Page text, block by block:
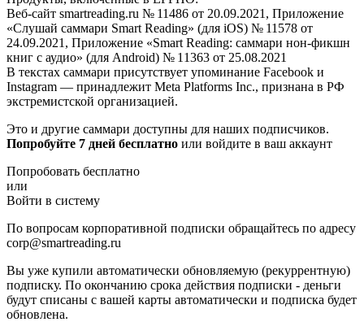
Веб-сайт smartreading.ru № 11486 от 20.09.2021, Приложение
«Слушай саммари Smart Reading» (для iOS) № 11578 от
24.09.2021, Приложение «Smart Reading: саммари нон-фикшн
книг с аудио» (для Android) № 11363 от 25.08.2021
В текстах саммари присутствует упоминание Facebook и
Instagram — принадлежит Meta Platforms Inc., признана в РФ
экстремистской организацией.
Это и другие саммари доступны для наших подписчиков.
Попробуйте 7 дней бесплатно или войдите в ваш аккаунт
Попробовать бесплатно
или
Войти в систему
По вопросам корпоративной подписки обращайтесь по адресу
corp@smartreading.ru
Вы уже купили автоматически обновляемую (рекуррентную)
подписку. По окончанию срока действия подписки - деньги
будут списаны с вашей карты автоматически и подписка будет
обновлена.